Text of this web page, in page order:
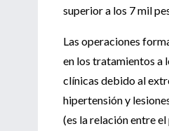
superior a los 7 mil
Las operaciones
en los tratamientos a
clínicas debido al
hipertensión y
(es la relación entre